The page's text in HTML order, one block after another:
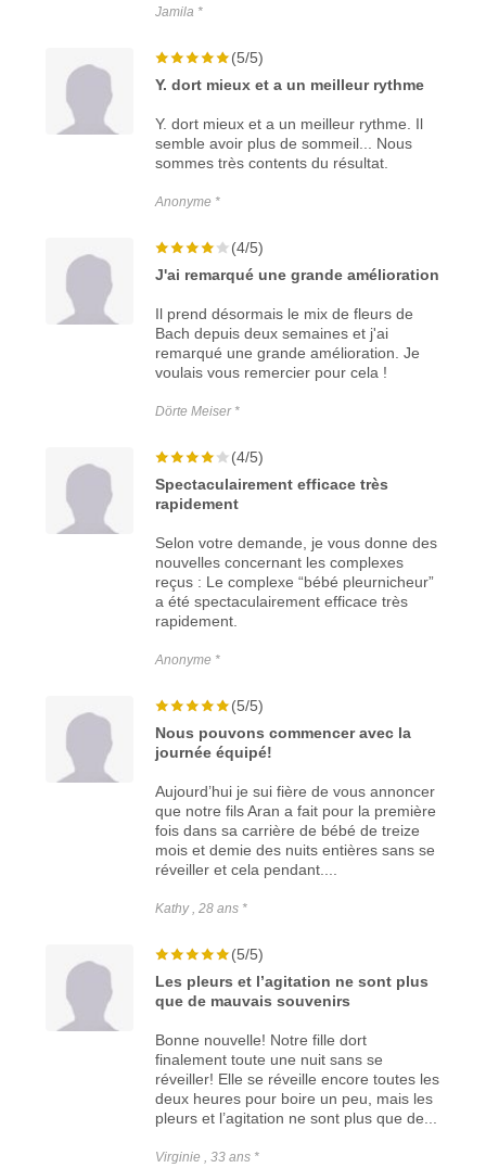
Jamila *
(5/5)
Y. dort mieux et a un meilleur rythme
Y. dort mieux et a un meilleur rythme. Il
semble avoir plus de sommeil... Nous
sommes très contents du résultat.
Anonyme *
(4/5)
J'ai remarqué une grande amélioration
Il prend désormais le mix de fleurs de
Bach depuis deux semaines et j'ai
remarqué une grande amélioration. Je
voulais vous remercier pour cela !
Dörte Meiser *
(4/5)
Spectaculairement efficace très
rapidement
Selon votre demande, je vous donne des
nouvelles concernant les complexes
reçus : Le complexe “bébé pleurnicheur”
a été spectaculairement efficace très
rapidement.
Anonyme *
(5/5)
Nous pouvons commencer avec la
journée équipé!
Aujourd’hui je sui fière de vous annoncer
que notre fils Aran a fait pour la première
fois dans sa carrière de bébé de treize
mois et demie des nuits entières sans se
réveiller et cela pendant....
Kathy , 28 ans *
(5/5)
Les pleurs et l’agitation ne sont plus
que de mauvais souvenirs
Bonne nouvelle! Notre fille dort
finalement toute une nuit sans se
réveiller! Elle se réveille encore toutes les
deux heures pour boire un peu, mais les
pleurs et l’agitation ne sont plus que de...
Virginie , 33 ans *